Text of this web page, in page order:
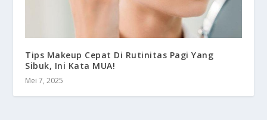
Tips Makeup Cepat Di Rutinitas Pagi Yang
Sibuk, Ini Kata MUA!
Mei 7, 2025